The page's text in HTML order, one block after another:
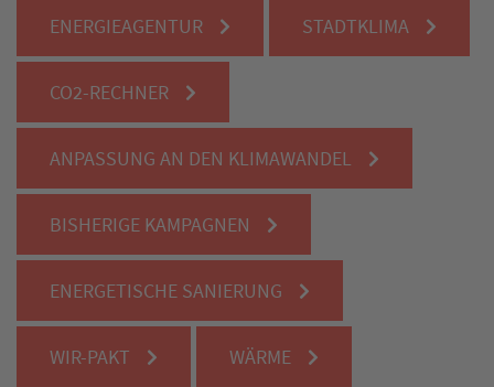
ENERGIEAGENTUR STADTKLIMA
CO2-RECHNER
ANPASSUNG AN DEN KLIMAWANDEL
BISHERIGE KAMPAGNEN
ENERGETISCHE SANIERUNG
WIR-PAKT WÄRME